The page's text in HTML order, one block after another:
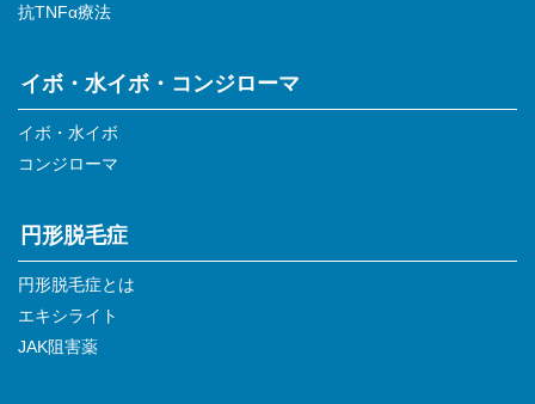
抗TNFα療法
イボ・水イボ・コンジローマ
イボ・水イボ
コンジローマ
円形脱毛症
円形脱毛症とは
エキシライト
JAK阻害薬